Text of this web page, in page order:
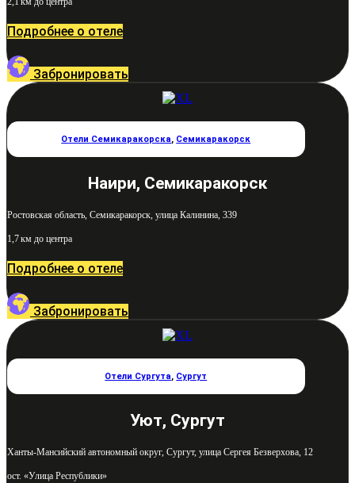
Подробнее о отеле
Забронировать
Отели Семикаракорска, Семикаракорск
Наири, Семикаракорск
Ростовская область, Семикаракорск, улица Калинина, 339
1,7 км до центра
Подробнее о отеле
Забронировать
Отели Сургута, Сургут
Уют, Сургут
Ханты-Мансийский автономный округ, Сургут, улица Сергея Безверхова, 12
ост. «Улица Республики»